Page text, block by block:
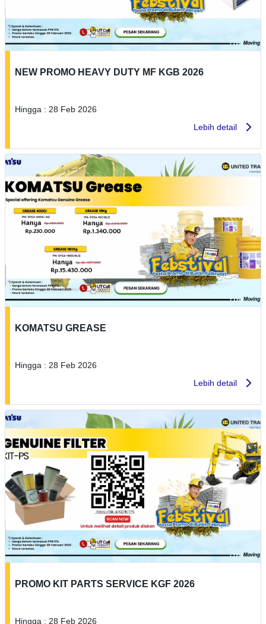
NEW PROMO HEAVY DUTY MF KGB 2026
Hingga : 28 Feb 2026
Lebih detail
KOMATSU GREASE
Hingga : 28 Feb 2026
Lebih detail
PROMO KIT PARTS SERVICE KGF 2026
Hingga : 28 Feb 2026